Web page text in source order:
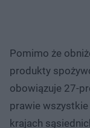
Pomimo że
produkty
obowiązuje 27-
prawie
krajach